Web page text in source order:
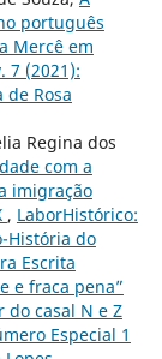
português
Mercê em
7 (2021):
de Rosa
Regina dos
com a
imigração
, LaborHistórico:
História do
Escrita
e fraca pena”
casal N e Z
Especial 1